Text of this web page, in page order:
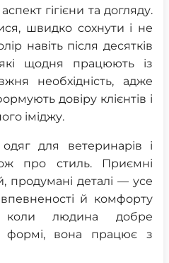
гігієни та догляду.
швидко сохнути і не
навіть після десятків
щодня працюють із
необхідність, адже
довіру клієнтів і
іміджу.
для ветеринарів і
про стиль. Приємні
продумані деталі — усе
й комфорту
людина добре
формі, вона працює з